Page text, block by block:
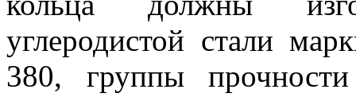
углеродистой стали
380, группы